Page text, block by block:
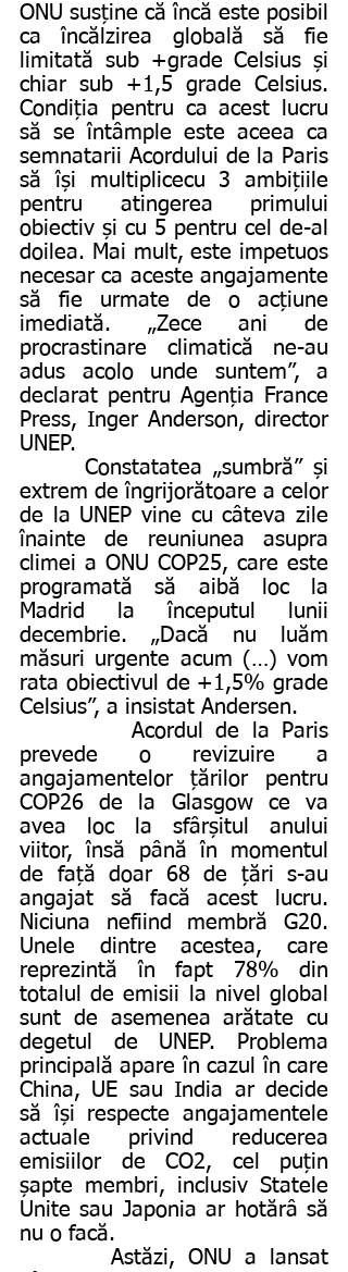
ONU susține că încă este posibil
ca încălzirea globală să fie
limitată sub +grade Celsius și
chiar sub +1,5 grade Celsius.
Condiția pentru ca acest lucru
să se întâmple este aceea ca
semnatarii Acordului de la Paris
să își multiplicecu 3 ambițiile
pentru atingerea primului
obiectiv și cu 5 pentru cel de-al
doilea. Mai mult, este impetuos
necesar ca aceste angajamente
să fie urmate de o acțiune
imediată. „Zece ani de
procrastinare climatică ne-au
adus acolo unde suntem”, a
declarat pentru Agenția France
Press, Inger Anderson, director
UNEP.
extrem de îngrijorătoare a celor
de la UNEP vine cu câteva zile
înainte de reuniunea asupra
climei a ONU COP25, care este
programată să aibă loc la
Madrid la începutul lunii
decembrie. „Dacă nu luăm
măsuri urgente acum (…) vom
rata obiectivul de +1,5% grade
Celsius”, a insistat Andersen.
prevede o revizuire a
angajamentelor țărilor pentru
COP26 de la Glasgow ce va
avea loc la sfârșitul anului
viitor, însă până în momentul
de față doar 68 de țări s-au
angajat să facă acest lucru.
Niciuna nefiind membră G20.
Unele dintre acestea, care
reprezintă în fapt 78% din
totalul de emisii la nivel global
sunt de asemenea arătate cu
degetul de UNEP. Problema
principală apare în cazul în care
China, UE sau India ar decide
să își respecte angajamentele
actuale privind reducerea
emisiilor de CO2, cel puțin
șapte membri, inclusiv Statele
Unite sau Japonia ar hotărâ să
nu o facă.